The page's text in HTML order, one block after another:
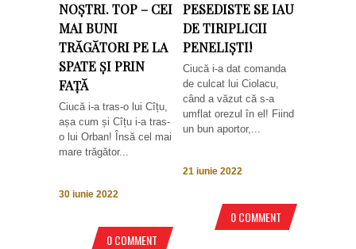
NOȘTRI. TOP – CEI
MAI BUNI
TRĂGĂTORI PE LA
SPATE ȘI PRIN
FAȚĂ
Ciucă i-a tras-o lui Cîțu,
așa cum și Cîțu i-a tras-
o lui Orban! Însă cel mai
mare trăgător...
30 iunie 2022
0 COMMENT
PESEDISTE SE IAU
DE TIRIPLICII
PENELIȘTI!
Ciucă i-a dat comanda
de culcat lui Ciolacu,
când a văzut că s-a
umflat orezul în el! Fiind
un bun aportor,...
21 iunie 2022
0 COMMENT